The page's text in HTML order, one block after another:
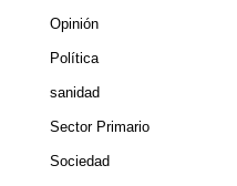
Opinión
Política
sanidad
Sector Primario
Sociedad